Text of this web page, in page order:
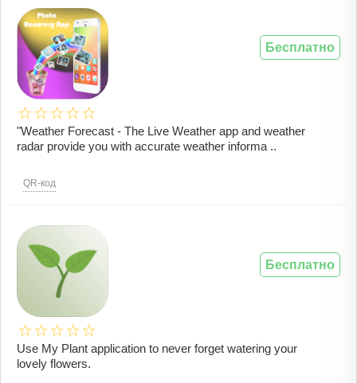
"Weather Forecast - The Live Weather app and weather
radar provide you with accurate weather informa ..
QR-код
Бесплатно
Use My Plant application to never forget watering your
lovely flowers.
Бесплатно